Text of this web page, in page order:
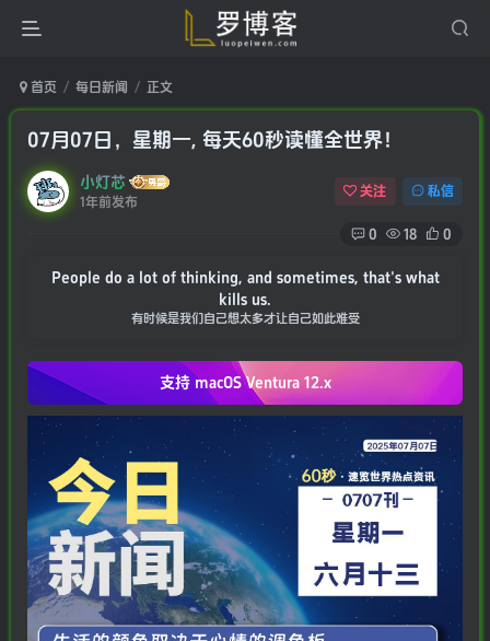
首页 每日新闻 正文
07月07日，星期一, 每天60秒读懂全世界！
小灯芯
1年前发布
关注 私信
0 18 0
People do a lot of thinking, and sometimes, that's what
kills us.
有时候是我们自己想太多才让自己如此难受
支持 macOSVentura 12.x